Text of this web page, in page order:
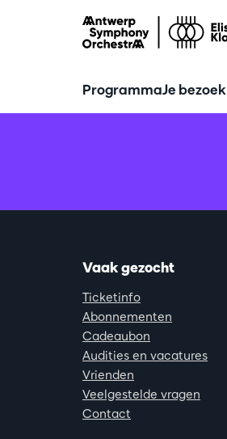
ProgrammaJe bezoek
Vaak gezocht
Ticketinfo
Abonnementen
Cadeaubon
Audities en vacatures
Vrienden
Veelgestelde vragen
Contact